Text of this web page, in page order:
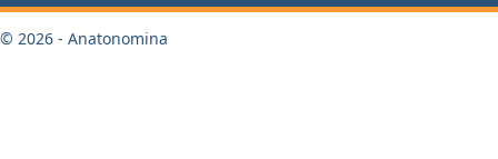
© 2026 - Anatonomina